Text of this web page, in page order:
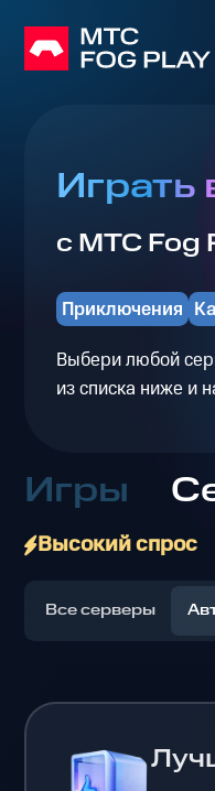
Играть
с МТС Fog
Приключения
Выбери любой
из списка ниже и
Игры
Высокий спрос
Все серверы